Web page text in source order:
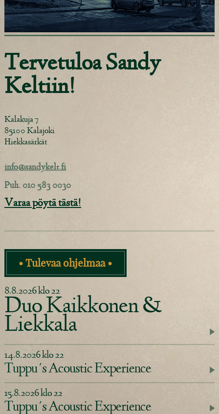
Tervetuloa Sandy
Keltiin!
Kalakuja 7
85100 Kalajoki
Hiekkasärkät
info@sandykelt.fi
Puh. 010 583 0030
Varaa pöytä tästä!
• Tulevaa ohjelmaa •
8.8.2026 klo 22
Duo Kaikkonen &
Liekkala
14.8.2026 klo 22
Tuppu´s Acoustic Experience
15.8.2026 klo 22
Tuppu´s Acoustic Experience